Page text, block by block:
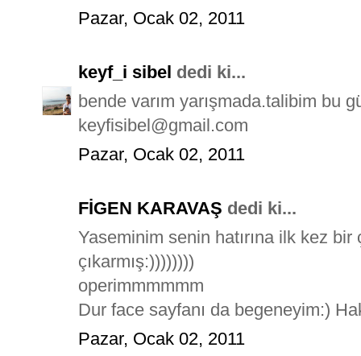
Pazar, Ocak 02, 2011
keyf_i sibel dedi ki...
bende varım yarışmada.talibim bu
keyfisibel@gmail.com
Pazar, Ocak 02, 2011
FİGEN KARAVAŞ dedi ki...
Yaseminim senin hatırına ilk kez
çıkarmış:))))))))
operimmmmmm
Dur face sayfanı da begeneyim:)
Pazar, Ocak 02, 2011